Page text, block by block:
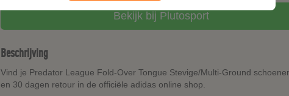
Bekijk bij Plutosport
Beschrijving
Vind je Predator League Fold-Over Tongue Stevige/Multi-Ground
en 30 dagen retour in de officiële adidas online shop.